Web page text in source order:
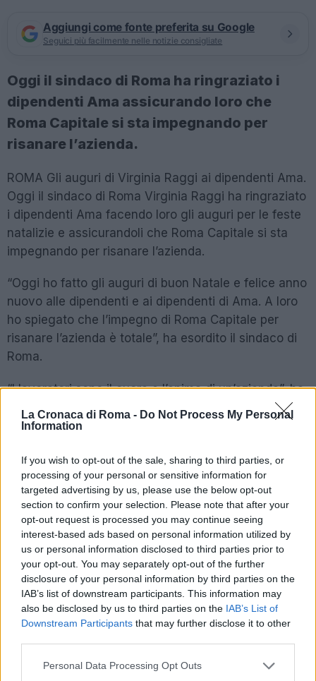
La Cronaca di Roma - Do Not Process My Personal
Information
If you wish to opt-out of the sale, sharing to third parties, or
processing of your personal or sensitive information for
targeted advertising by us, please use the below opt-out
section to confirm your selection. Please note that after your
opt-out request is processed you may continue seeing
interest-based ads based on personal information utilized by
us or personal information disclosed to third parties prior to
your opt-out. You may separately opt-out of the further
disclosure of your personal information by third parties on the
IAB’s list of downstream participants. This information may
also be disclosed by us to third parties on the IAB’s List of
Downstream Participants that may further disclose it to other
Please note that this website/app uses one or more Google
Personal Data Processing Opt Outs
Aggiungi come fonte preferita su Google
Seguici più facilmente nelle notizie consigliate
Oggi il sindaco di Roma ha ringraziato i
dipendenti Ama assicurando loro che
Roma Capitale si sta impegnando per
risanare l’azienda.
ROMA Gli auguri di Virginia Raggi ai dipendenti Ama.
Oggi il sindaco di Roma Virginia Raggi ha ringraziato
i dipendenti Ama facendo loro gli auguri per le feste
natalizie e assicurandoli che Roma Capitale si sta
impegnando per risanare l’azienda.
“Oggi ho fatto gli auguri di buon Natale e felice anno
nuovo alle dipendenti e ai dipendenti di Ama. A loro
ho spiegato che l’impegno di Roma Capitale per
risanare l’azienda è totale”, ha esordito il sindaco di
Roma.
“I lavoratori sono il cuore e l’anima di un’azienda”, ha
affermato Virginia Raggi, “per questo voglio
rassicurarli: hanno tutto il nostro sostegno per
Sono loro in prima linea ad ascoltare e rispondere
alle esigenze dei cittadini. Noi ci batteremo sempre
per tutelarli”.
POTREBBE INTERESSARTI
Inchiesta nomine – PM:
‘condannare Raggi a 10 mesi ’
8 anni fa
New York Times elogia la Raggi
su sfratto Casapound
6 anni fa